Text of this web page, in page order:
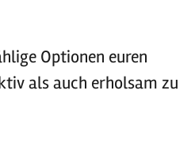
Optionen euren
als auch erholsam zu